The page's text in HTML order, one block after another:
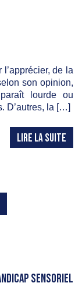
de la
son opinion,
lourde ou
D’autres, la […]
LIRE LA SUITE
SENSORIEL